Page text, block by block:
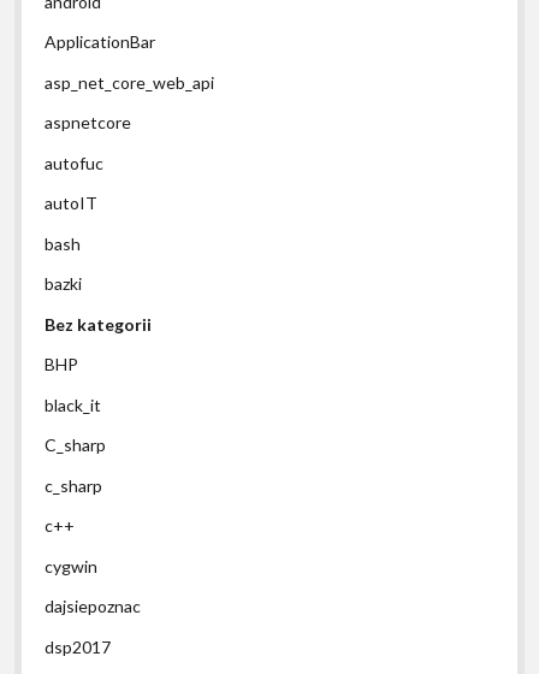
ApplicationBar
asp_net_core_web_api
aspnetcore
autofuc
autoIT
bash
bazki
Bez kategorii
BHP
black_it
C_sharp
c_sharp
c++
cygwin
dajsiepoznac
dsp2017